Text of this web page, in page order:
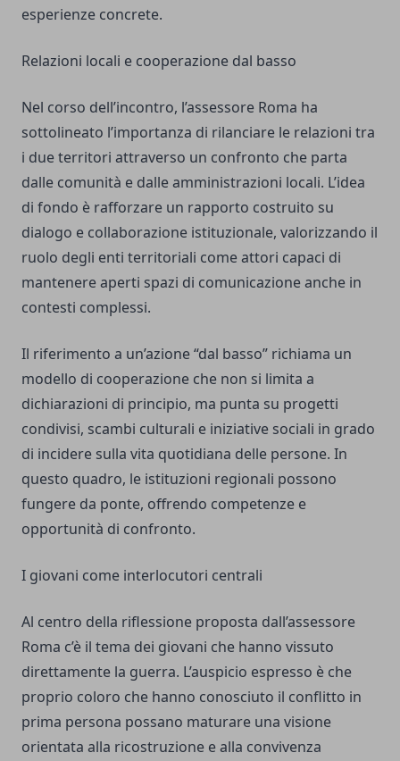
esperienze concrete.
Relazioni locali e cooperazione dal basso
Nel corso dell’incontro, l’assessore Roma ha
sottolineato l’importanza di rilanciare le relazioni tra
i due territori attraverso un confronto che parta
dalle comunità e dalle amministrazioni locali. L’idea
di fondo è rafforzare un rapporto costruito su
dialogo e collaborazione istituzionale, valorizzando il
ruolo degli enti territoriali come attori capaci di
mantenere aperti spazi di comunicazione anche in
contesti complessi.
Il riferimento a un’azione “dal basso” richiama un
modello di cooperazione che non si limita a
dichiarazioni di principio, ma punta su progetti
condivisi, scambi culturali e iniziative sociali in grado
di incidere sulla vita quotidiana delle persone. In
questo quadro, le istituzioni regionali possono
fungere da ponte, offrendo competenze e
opportunità di confronto.
I giovani come interlocutori centrali
Al centro della riflessione proposta dall’assessore
Roma c’è il tema dei giovani che hanno vissuto
direttamente la guerra. L’auspicio espresso è che
proprio coloro che hanno conosciuto il conflitto in
prima persona possano maturare una visione
orientata alla ricostruzione e alla convivenza